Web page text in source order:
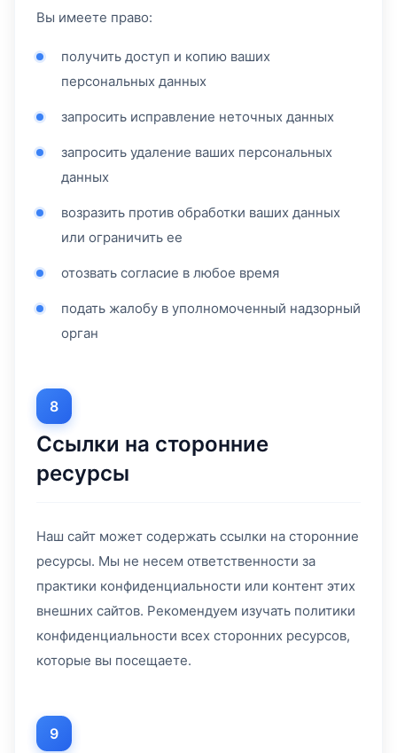
Вы имеете право:
получить доступ и копию ваших
персональных данных
запросить исправление неточных данных
запросить удаление ваших персональных
данных
возразить против обработки ваших данных
или ограничить ее
отозвать согласие в любое время
подать жалобу в уполномоченный надзорный
орган
8
Ссылки на сторонние
ресурсы
Наш сайт может содержать ссылки на сторонние
ресурсы. Мы не несем ответственности за
практики конфиденциальности или контент этих
внешних сайтов. Рекомендуем изучать политики
конфиденциальности всех сторонних ресурсов,
которые вы посещаете.
9